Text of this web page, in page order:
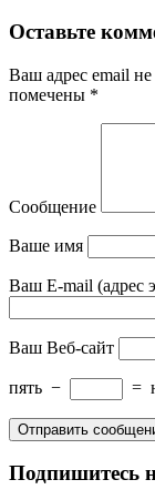
Оставьте
Ваш адрес email не
помечены *
Сообщение
Ваше имя
Ваш E-mail (адрес
Ваш Веб-сайт
пять − =
Подпишитесь